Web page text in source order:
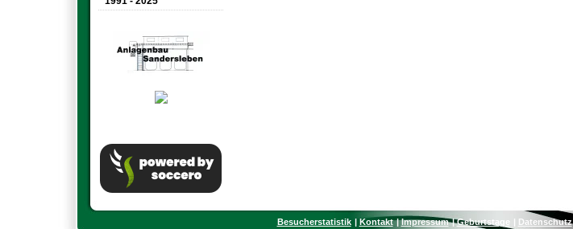
Besucherstatistik Kontakt Impressum Geburtstage Datenschutz